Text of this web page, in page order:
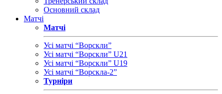
Основний склад
Матчі
Матчі
Усі матчі “Ворскли”
Усі матчі “Ворскли” U21
Усі матчі “Ворскли” U19
Усі матчі “Ворскла-2”
Турніри